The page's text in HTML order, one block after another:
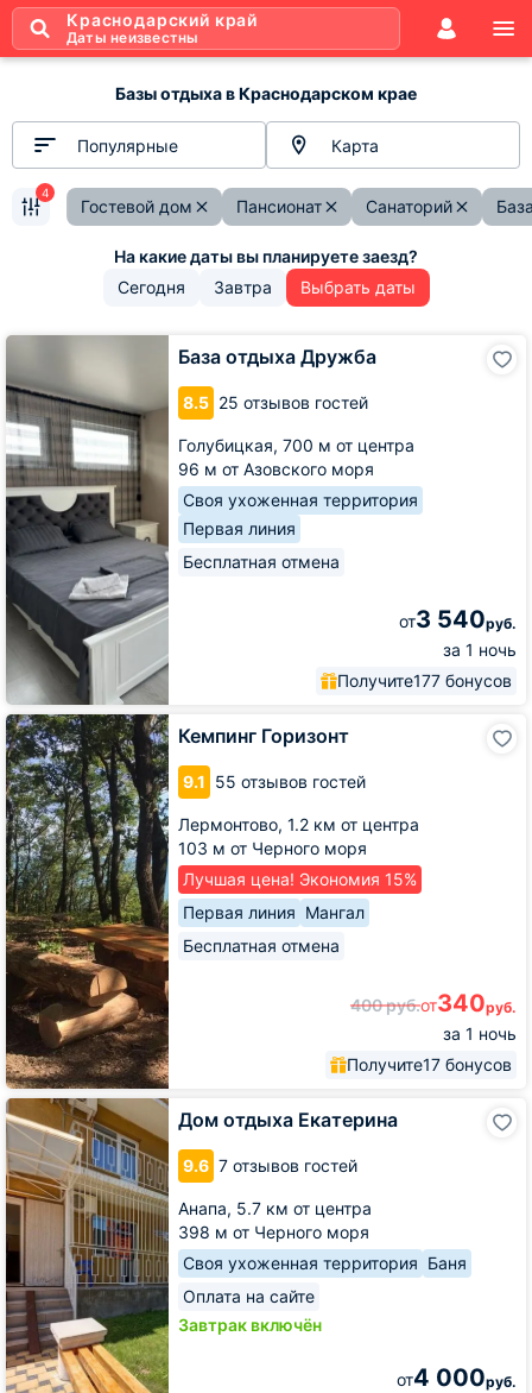
Краснодарский край
Даты неизвестны
Базы отдыха в Краснодарском крае
Популярные Карта
Гостевой дом Пансионат Санаторий
4
Сегодня Завтра Выбрать даты
База отдыха Дружба
8.5 25 отзывов гостей
Голубицкая, 700 м от центра
96 м от Азовского моря
Своя ухоженная территория
Первая линия
Бесплатная отмена
от3 540руб.
за 1 ночь
Получите177 бонусов
База
Дружба
Кемпинг Горизонт
9.1 55 отзывов гостей
Лермонтово, 1.2 км от центра
103 м от Черного моря
Лучшая цена! Экономия 15%
Первая линия Мангал
Бесплатная отмена
400руб.от340руб.
за 1 ночь
Получите17 бонусов
Кемпинг
Горизонт
Дом отдыха Екатерина
9.6 7 отзывов гостей
Анапа, 5.7 км от центра
398 м от Черного моря
Своя ухоженная территория Баня
Оплата на сайте
Завтрак включён
от4 000руб.
Дом
отдыха
Екатерина